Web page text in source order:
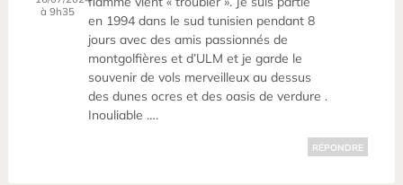
à 9h35
en 1994 dans le sud tunisien pendant 8
jours avec des amis passionnés de
montgolfières et d’ULM et je garde le
souvenir de vols merveilleux au dessus
des dunes ocres et des oasis de verdure .
Inouliable ….
RÉPONDRE